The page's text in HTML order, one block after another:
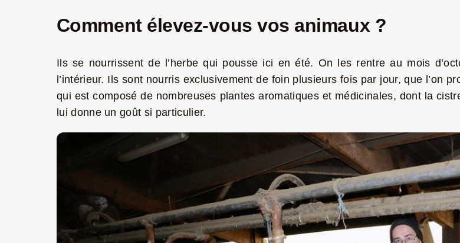
Comment élevez-vous vos animaux ?
Ils se nourrissent de l’herbe qui pousse ici en été. On les rentre au mois
l’intérieur. Ils sont nourris exclusivement de foin plusieurs fois par jour, que l’on
qui est composé de nombreuses plantes aromatiques et médicinales, dont la
lui donne un goût si particulier.